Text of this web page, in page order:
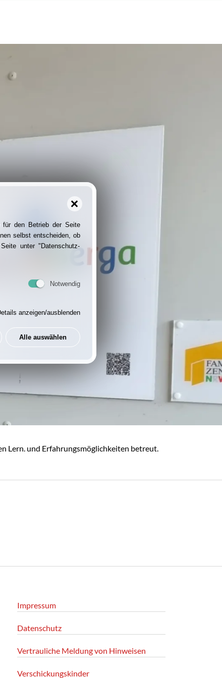
Lern. und Erfahrungsmöglichkeiten betreut.
Impressum
Datenschutz
Vertrauliche Meldung von Hinweisen
Verschickungskinder
für den Betrieb der Seite
selbst entscheiden, ob
unter "Datenschutz-
Notwendig
anzeigen/ausblenden
Alle auswählen